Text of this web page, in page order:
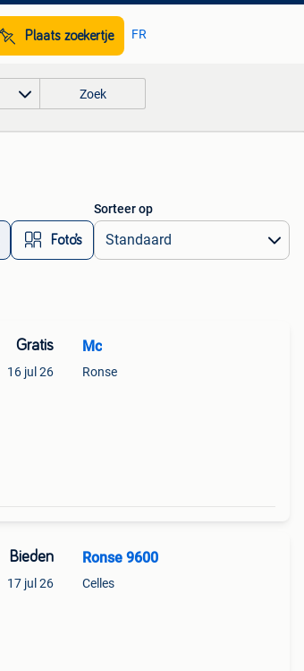
Plaats zoekertje FR
Zoek
Foto’s
Sorteer op
Gratis
16 jul 26
Mc
Ronse
Bieden
17 jul 26
Ronse 9600
Celles